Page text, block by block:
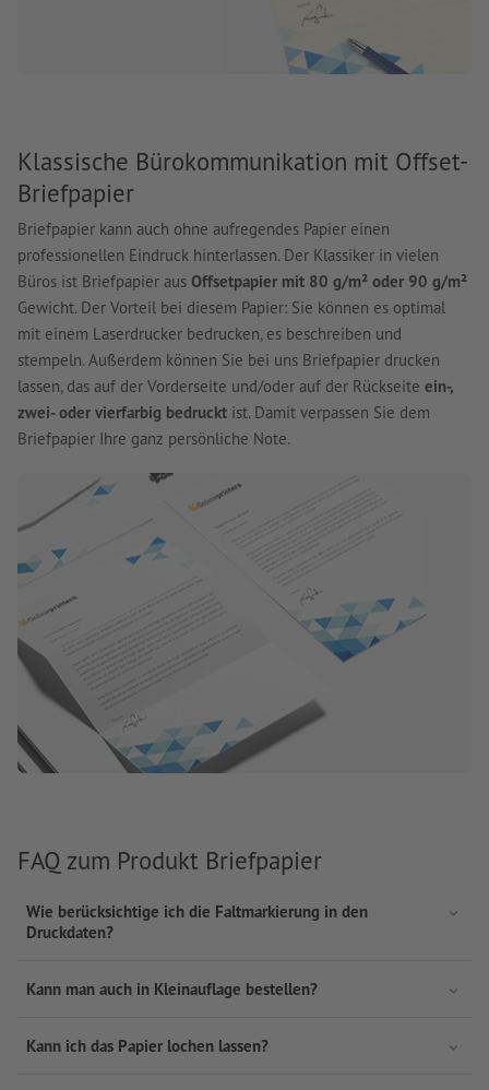
Klassische Bürokommunikation mit Offset-
Briefpapier
Briefpapier kann auch ohne aufregendes Papier einen
professionellen Eindruck hinterlassen. Der Klassiker in vielen
Büros ist Briefpapier aus Offsetpapier mit 80 g/m² oder 90 g/m²
Gewicht. Der Vorteil bei diesem Papier: Sie können es optimal
mit einem Laserdrucker bedrucken, es beschreiben und
stempeln. Außerdem können Sie bei uns Briefpapier drucken
lassen, das auf der Vorderseite und/oder auf der Rückseite ein-,
zwei- oder vierfarbig bedruckt ist. Damit verpassen Sie dem
Briefpapier Ihre ganz persönliche Note.
FAQ zum Produkt Briefpapier
Wie berücksichtige ich die Faltmarkierung in den
Druckdaten?
Kann man auch in Kleinauflage bestellen?
Kann ich das Papier lochen lassen?